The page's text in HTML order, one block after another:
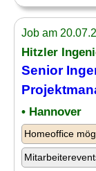
Job am
Hitzler
Senior
• Hannover
Homeoffice